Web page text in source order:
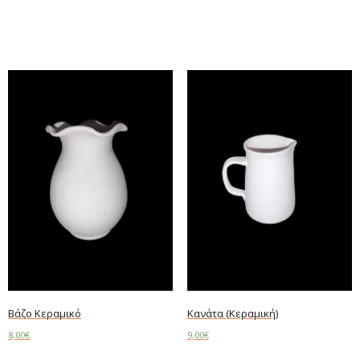
Βάζο Κεραμικό
8,00€
Κανάτα (Κεραμική)
9,00€